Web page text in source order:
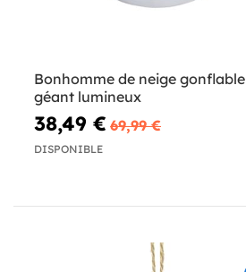
Bonhomme de neige gonflable
géant lumineux
38,49 € 69,99 €
DISPONIBLE